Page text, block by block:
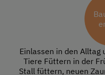
Einlassen in den Alltag
Tiere Füttern in der
Stall füttern, neuen